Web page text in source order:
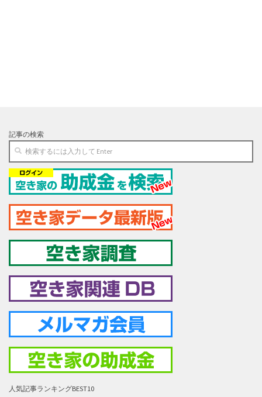
記事の検索
人気記事ランキングBEST10